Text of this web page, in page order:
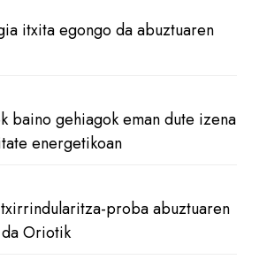
itxita egongo da abuztuaren
baino gehiagok eman dute izena
energetikoan
proba abuztuaren
da Oriotik